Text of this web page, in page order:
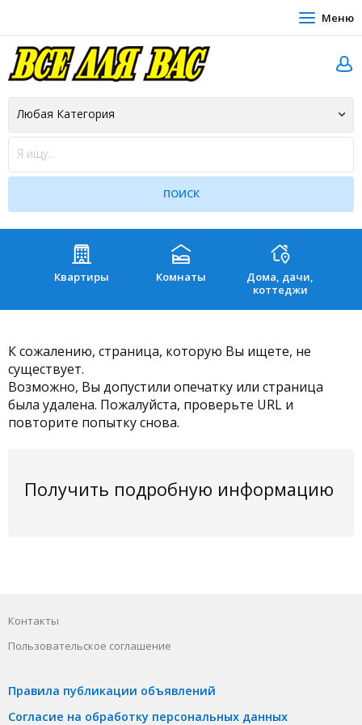
Меню
Квартиры Комнаты
Дома, дачи,
коттеджи
К сожалению, страница, которую Вы ищете, не
существует.
Возможно, Вы допустили опечатку или страница
была удалена. Пожалуйста, проверьте URL и
повторите попытку снова.
Получить подробную информацию
Контакты
Пользовательское соглашение
Правила публикации объявлений
Согласие на обработку персональных данных